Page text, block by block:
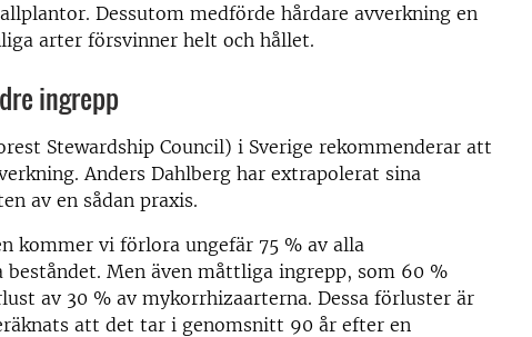
Dessutom medförde hårdare avverkning en
arter försvinner helt och hållet.
ingrepp
Stewardship Council) i Sverige rekommenderar att
Anders Dahlberg har extrapolerat sina
av en sådan praxis.
kommer vi förlora ungefär 75 % av alla
Men även måttliga ingrepp, som 60 %
av 30 % av mykorrhizaarterna. Dessa förluster är
att det tar i genomsnitt 90 år efter en